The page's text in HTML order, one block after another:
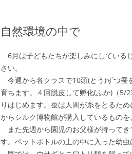
自然環境の中で
6月は子どもたちが楽しみにしている
さい。
今週から各クラスで10頭(とう)ずつ蚕
育ちます。４回脱皮して孵化(ふか)（5/
りはじめます。蚕は人間が糸をとるた
からシルク博物館が購入しているもの
また先週から園児のお父様が持って
す。ペットボトルの土の中に入った幼